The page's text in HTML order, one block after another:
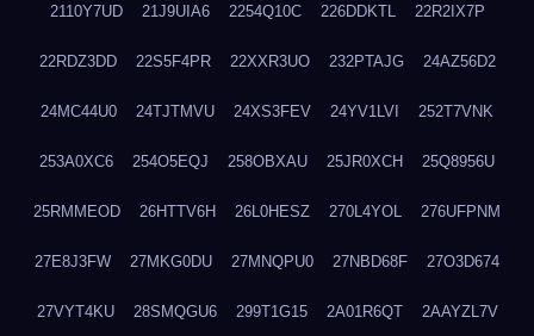
2110Y7UD 21J9UIA6 2254Q10C 226DDKTL 22R2IX7P
22RDZ3DD 22S5F4PR 22XXR3UO 232PTAJG 24AZ56D2
24MC44U0 24TJTMVU 24XS3FEV 24YV1LVI 252T7VNK
253A0XC6 254O5EQJ 258OBXAU 25JR0XCH 25Q8956U
25RMMEOD 26HTTV6H 26L0HESZ 270L4YOL 276UFPNM
27E8J3FW 27MKG0DU 27MNQPU0 27NBD68F 27O3D674
27VYT4KU 28SMQGU6 299T1G15 2A01R6QT 2AAYZL7V